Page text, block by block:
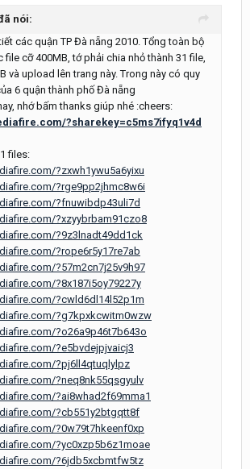
nói:
các quận TP Đà nẵng 2010. Tổng toàn bộ
cỡ 400MB, tớ phải chia nhỏ thành 31 file,
và upload lên trang này. Trong này có quy
6 quận thành phố Đà nẵng
nhớ bấm thanks giúp nhé :cheers:
?sharekey=c5ms7ifyq1v4d
files:
?zxwh1ywu5a6yixu
?rge9pp2jhmc8w6i
?fnuwibdp43uli7d
?xzyybrbam91czo8
?9z3lnadt49dd1ck
?rope6r5y17re7ab
?57m2cn7j25v9h97
?8x187i5oy79227y
?cwld6dl14l52p1m
?g7kpxkcwitm0wzw
?o26a9p46t7b643o
?e5bvdejpjvaicj3
?pj6ll4qtuqlylpz
?neq8nk55qsgyulv
?ai8whad2f69mma1
?cb551y2btgqtt8f
?0w79t7hkeenf0xp
?yc0xzp5b6z1moae
?6jdb5xcbmtfw5tz